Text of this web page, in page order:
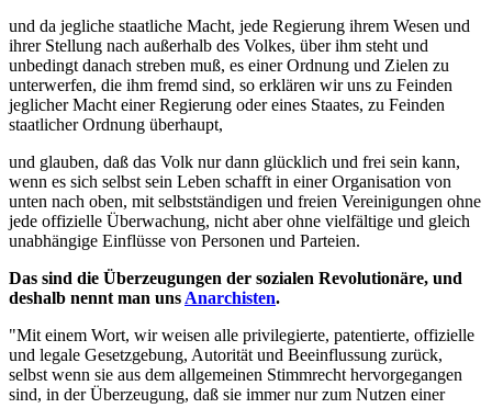
und da jegliche staatliche Macht, jede Regierung ihrem Wesen und
ihrer Stellung nach außerhalb des Volkes, über ihm steht und
unbedingt danach streben muß, es einer Ordnung und Zielen zu
unterwerfen, die ihm fremd sind, so erklären wir uns zu Feinden
jeglicher Macht einer Regierung oder eines Staates, zu Feinden
staatlicher Ordnung überhaupt,
und glauben, daß das Volk nur dann glücklich und frei sein kann,
wenn es sich selbst sein Leben schafft in einer Organisation von
unten nach oben, mit selbstständigen und freien Vereinigungen ohne
jede offizielle Überwachung, nicht aber ohne vielfältige und gleich
unabhängige Einflüsse von Personen und Parteien.
Das sind die Überzeugungen der sozialen Revolutionäre, und
deshalb nennt man uns Anarchisten.
"Mit einem Wort, wir weisen alle privilegierte, patentierte, offizielle
und legale Gesetzgebung, Autorität und Beeinflussung zurück,
selbst wenn sie aus dem allgemeinen Stimmrecht hervorgegangen
sind, in der Überzeugung, daß sie immer nur zum Nutzen einer